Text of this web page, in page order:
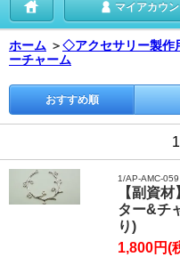
マイアカウン
ホーム ＞◇アクセサリー製作
ーチャーム
おすすめ順
1/AP-AMC-059
【副資
ター&チ
り)
1,800円(